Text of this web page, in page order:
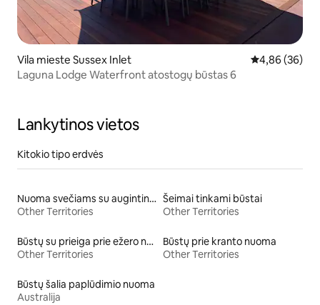
Vila mieste Sussex Inlet Vidutinis
4,86 (36)
Laguna Lodge Waterfront atostogų būstas 6
Lankytinos vietos
Kitokio tipo erdvės
Nuoma svečiams su augintiniais
Other Territories
Šeimai tinkami būstai
Other Territories
Būstų su prieiga prie ežero nuoma
Other Territories
Būstų prie kranto nuoma
Other Territories
Būstų šalia paplūdimio nuoma
Australija